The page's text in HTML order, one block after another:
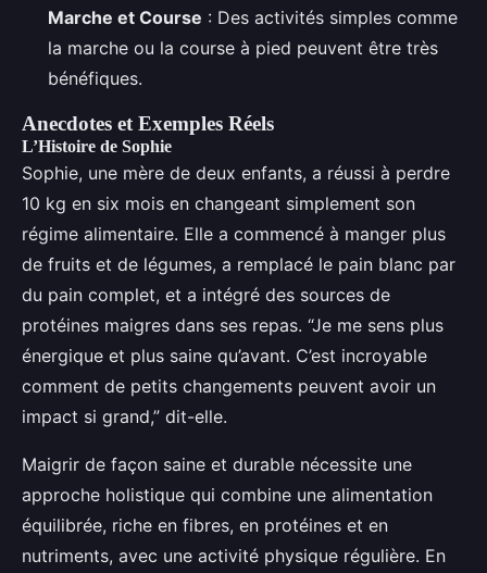
Marche et Course : Des activités simples comme
la marche ou la course à pied peuvent être très
bénéfiques.
Anecdotes et Exemples Réels
L’Histoire de Sophie
Sophie, une mère de deux enfants, a réussi à perdre
10 kg en six mois en changeant simplement son
régime alimentaire. Elle a commencé à manger plus
de fruits et de légumes, a remplacé le pain blanc par
du pain complet, et a intégré des sources de
protéines maigres dans ses repas. “Je me sens plus
énergique et plus saine qu’avant. C’est incroyable
comment de petits changements peuvent avoir un
impact si grand,” dit-elle.
Maigrir de façon saine et durable nécessite une
approche holistique qui combine une alimentation
équilibrée, riche en fibres, en protéines et en
nutriments, avec une activité physique régulière. En